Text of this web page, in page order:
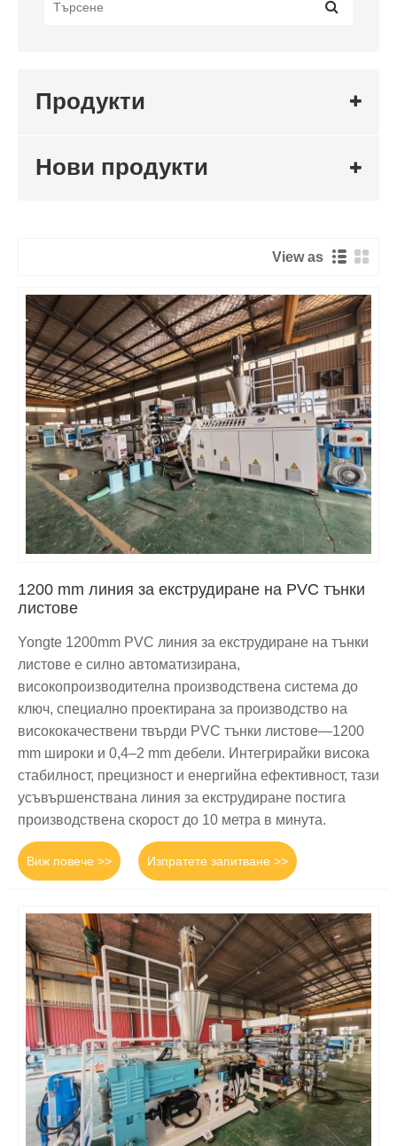
Продукти
Нови продукти
View as
1200 mm линия за екструдиране на PVC тънки
листове
Yongte 1200mm PVC линия за екструдиране на тънки
листове е силно автоматизирана,
високопроизводителна производствена система до
ключ, специално проектирана за производство на
висококачествени твърди PVC тънки листове—1200
mm широки и 0,4–2 mm дебели. Интегрирайки висока
стабилност, прецизност и енергийна ефективност, тази
усъвършенствана линия за екструдиране постига
производствена скорост до 10 метра в минута.
Виж повече >> Изпратете запитване >>